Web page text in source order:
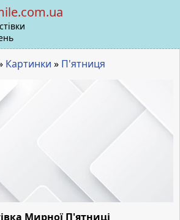
Картинки » П'ятниця
Мирної П'ятниці